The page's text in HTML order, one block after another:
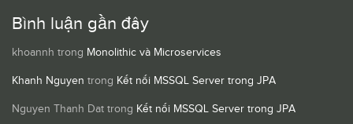
Bình luận gần đây
khoannh trong Monolithic và Microservices
Khanh Nguyen trong Kết nối MSSQL Server trong JPA
Nguyen Thanh Dat trong Kết nối MSSQL Server trong JPA